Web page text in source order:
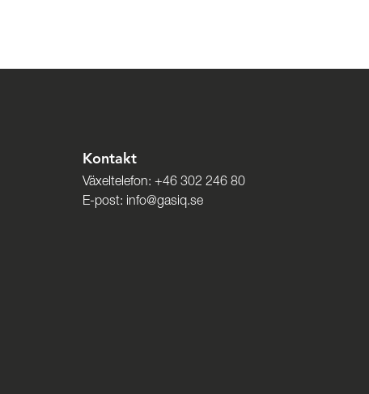
Kontakt
Växeltelefon:+46 302 246 80
E-post: info@gasiq.se